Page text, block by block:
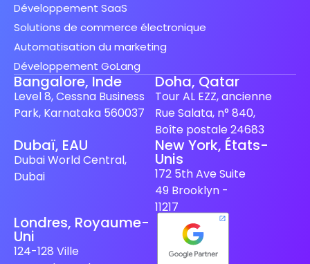
Développement SaaS
Solutions de commerce électronique
Automatisation du marketing
Développement GoLang
Bangalore, Inde
Level 8, Cessna Business
Park, Karnataka 560037
Doha, Qatar
Tour AL EZZ, ancienne
Rue Salata, n° 840,
Boîte postale 24683
Dubaï, EAU
Dubai World Central,
Dubai
New York, États-
Unis
172 5th Ave Suite
49 Brooklyn -
11217
Londres, Royaume-
Uni
124-128 Ville
Japanese
Dutch
Spanish (Spain)